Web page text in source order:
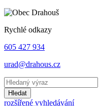
Rychlé odkazy
605 427 934
urad@drahous.cz
Hledat
rozšířené vyhledávání